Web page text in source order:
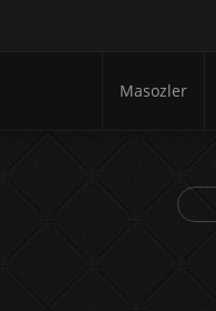
Masozler